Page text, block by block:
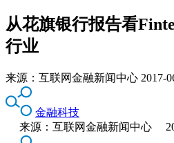
从花旗银行报告看
行业
来源： 互联网金融新闻中心 2017-
金融科技
来源：互联网金融新闻中心